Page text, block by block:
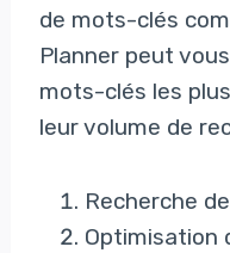
de mots-clés
Planner peut
mots-clés les
leur volume de
Recherche
Optimisation